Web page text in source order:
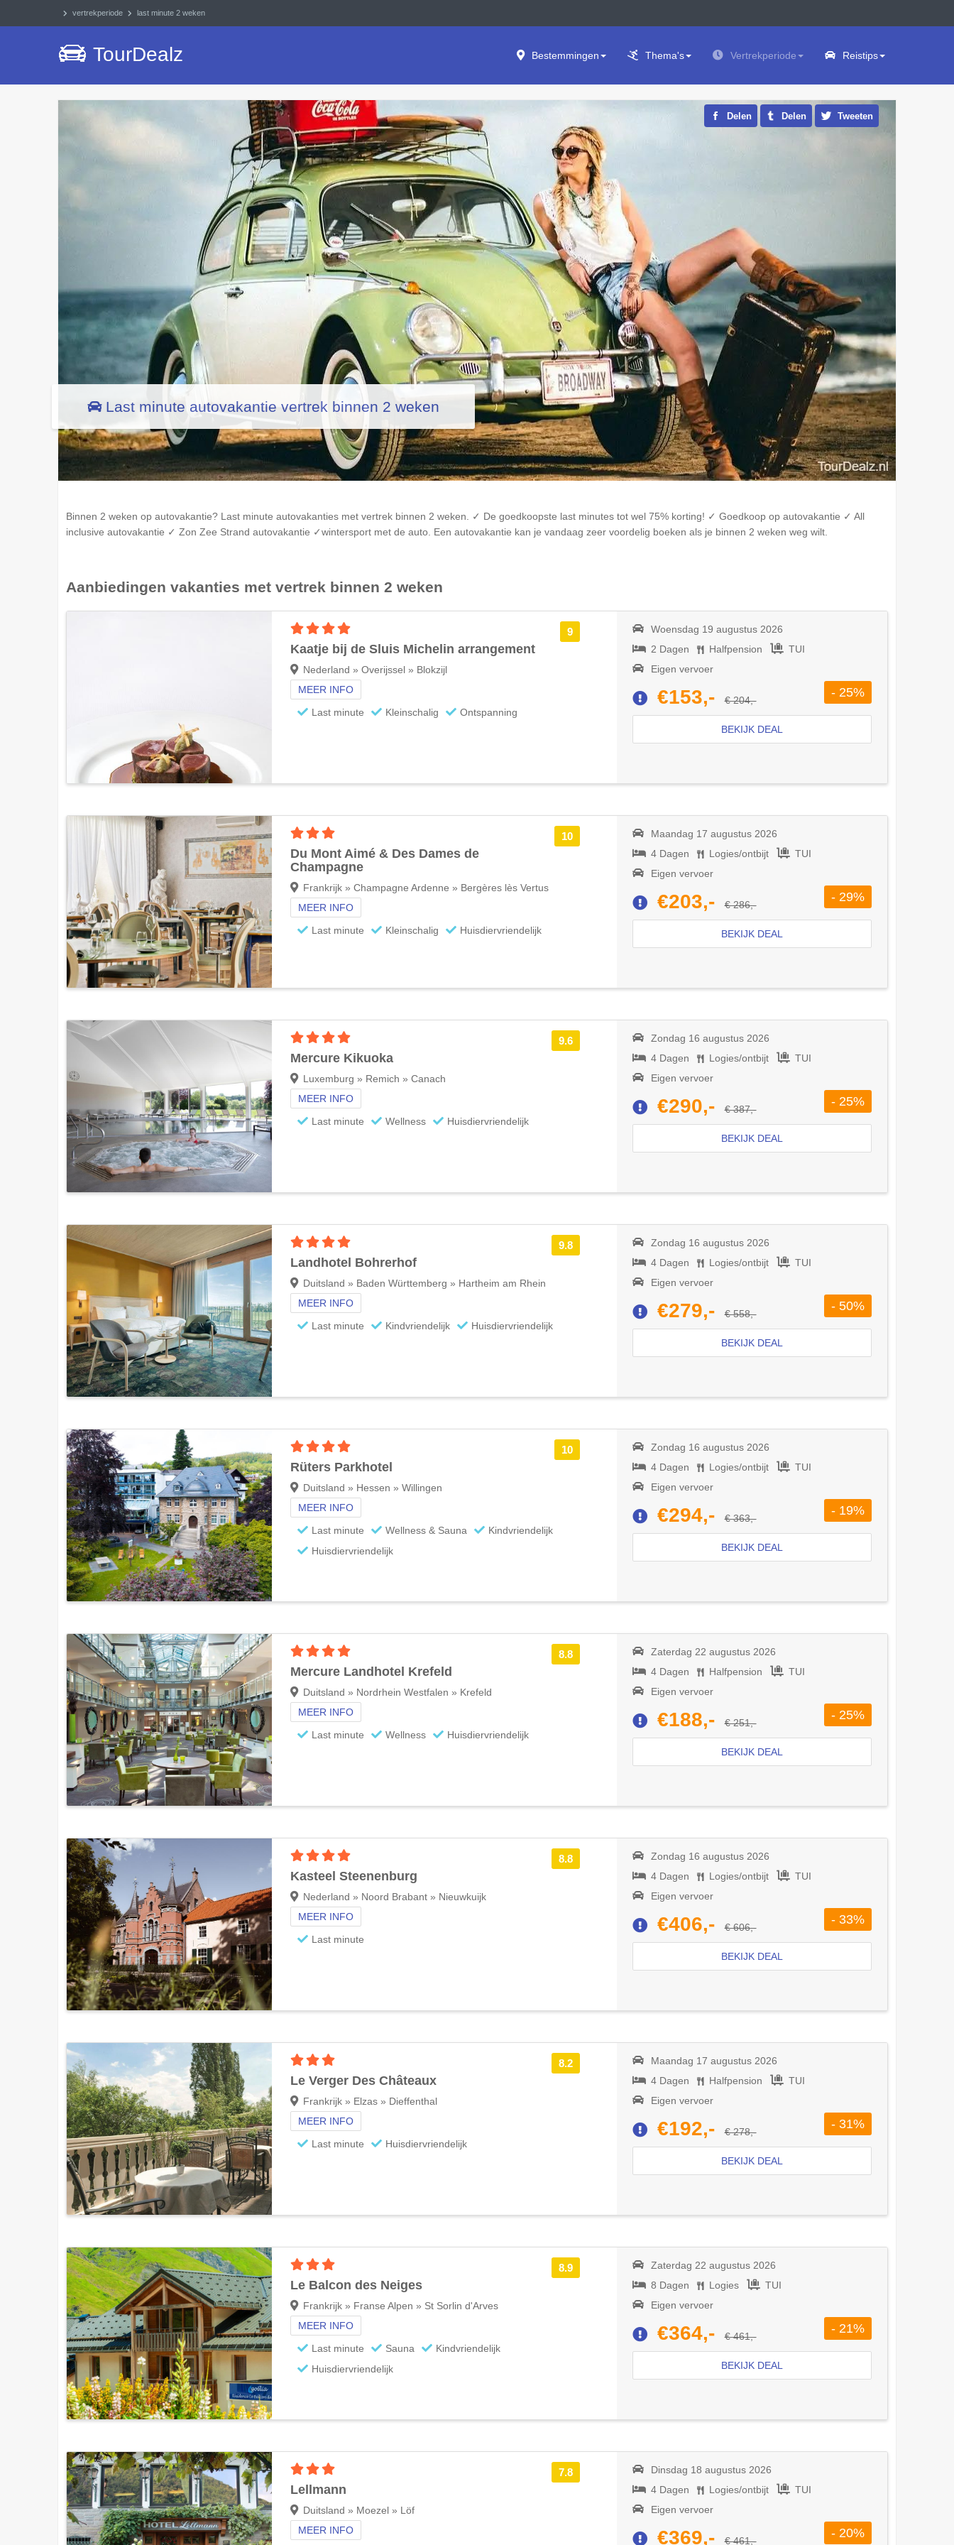
vertrekperiode last minute 2 weken
TourDealz Bestemmingen Thema's Vertrekperiode Reistips
Last minute autovakantie vertrek binnen 2 weken
Delen Delen Tweeten
Binnen 2 weken op autovakantie? Last minute autovakanties met vertrek binnen 2 weken. ✓ De goedkoopste last minutes tot wel 75% korting! ✓ Goedkoop op autovakantie ✓ All
inclusive autovakantie ✓ Zon Zee Strand autovakantie ✓wintersport met de auto. Een autovakantie kan je vandaag zeer voordelig boeken als je binnen 2 weken weg wilt.
Aanbiedingen vakanties met vertrek binnen 2 weken
9
Kaatje bij de Sluis Michelin arrangement
Nederland » Overijssel » Blokzijl
MEER INFO
Last minute
Kleinschalig Ontspanning
Woensdag 19 augustus 2026
2 Dagen
Halfpension
TUI
Eigen vervoer
€153,- € 204,-
- 25%
BEKIJK DEAL
10
Du Mont Aimé & Des Dames de
Champagne
Frankrijk » Champagne Ardenne » Bergères lès Vertus
MEER INFO
Last minute
Kleinschalig Huisdiervriendelijk
Maandag 17 augustus 2026
4 Dagen
Logies/ontbijt
TUI
Eigen vervoer
€203,- € 286,-
- 29%
BEKIJK DEAL
9.6
Mercure Kikuoka
Luxemburg » Remich » Canach
MEER INFO
Last minute
Wellness Huisdiervriendelijk
Zondag 16 augustus 2026
4 Dagen
Logies/ontbijt
TUI
Eigen vervoer
€290,- € 387,-
- 25%
BEKIJK DEAL
9.8
Landhotel Bohrerhof
Duitsland » Baden Württemberg » Hartheim am Rhein
MEER INFO
Last minute
Kindvriendelijk Huisdiervriendelijk
Zondag 16 augustus 2026
4 Dagen
Logies/ontbijt
TUI
Eigen vervoer
€279,- € 558,-
- 50%
BEKIJK DEAL
10
Rüters Parkhotel
Duitsland » Hessen » Willingen
MEER INFO
Last minute
Wellness & Sauna
Kindvriendelijk
Huisdiervriendelijk
Zondag 16 augustus 2026
4 Dagen
Logies/ontbijt
TUI
Eigen vervoer
€294,- € 363,-
- 19%
BEKIJK DEAL
8.8
Mercure Landhotel Krefeld
Duitsland » Nordrhein Westfalen » Krefeld
MEER INFO
Last minute
Wellness Huisdiervriendelijk
Zaterdag 22 augustus 2026
4 Dagen
Halfpension
TUI
Eigen vervoer
€188,- € 251,-
- 25%
BEKIJK DEAL
8.8
Kasteel Steenenburg
Nederland » Noord Brabant » Nieuwkuijk
MEER INFO
Last minute
Zondag 16 augustus 2026
4 Dagen
Logies/ontbijt
TUI
Eigen vervoer
€406,- € 606,-
- 33%
BEKIJK DEAL
8.2
Le Verger Des Châteaux
Frankrijk » Elzas » Dieffenthal
MEER INFO
Last minute
Huisdiervriendelijk
Maandag 17 augustus 2026
4 Dagen
Halfpension
TUI
Eigen vervoer
€192,- € 278,-
- 31%
BEKIJK DEAL
8.9
Le Balcon des Neiges
Frankrijk » Franse Alpen » St Sorlin d'Arves
MEER INFO
Last minute
Sauna
Kindvriendelijk
Huisdiervriendelijk
Zaterdag 22 augustus 2026
8 Dagen
Logies
TUI
Eigen vervoer
€364,- € 461,-
- 21%
BEKIJK DEAL
7.8
Lellmann
Duitsland » Moezel » Löf
MEER INFO
Dinsdag 18 augustus 2026
4 Dagen
Logies/ontbijt
TUI
Eigen vervoer
€369,- € 461,-
- 20%